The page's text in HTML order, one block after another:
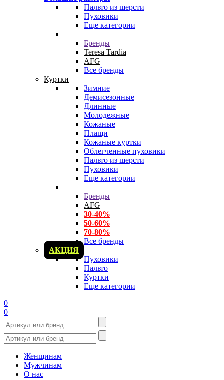
Пальто из шерсти
Пуховики
Еще категории
Бренды
Teresa Tardia
AFG
Все бренды
Куртки
Зимние
Демисезонные
Длинные
Молодежные
Кожаные
Плащи
Кожаные куртки
Облегченные пуховики
Пальто из шерсти
Пуховики
Еще категории
Бренды
AFG
30-40%
50-60%
70-80%
Все бренды
АКЦИЯ
Пуховики
Пальто
Куртки
Еще категории
0
0
Женщинам
Мужчинам
О нас